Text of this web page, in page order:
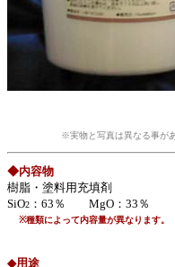
※実物と写真は異なる事が
◆内容物
樹脂・塗料用充填剤
SiO2 ：63％ MgO：33％
※種類によって内容量が異なります。
◆用途